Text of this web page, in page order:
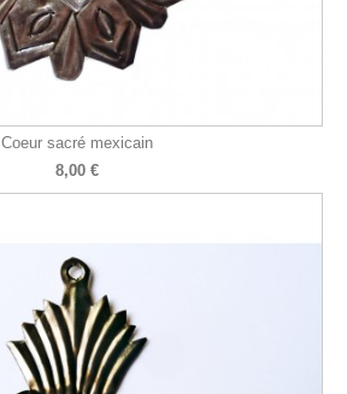
Coeur sacré mexicain
8,00 €